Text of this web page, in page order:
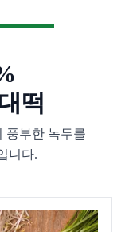
떡
풍부한 녹두를
니다.